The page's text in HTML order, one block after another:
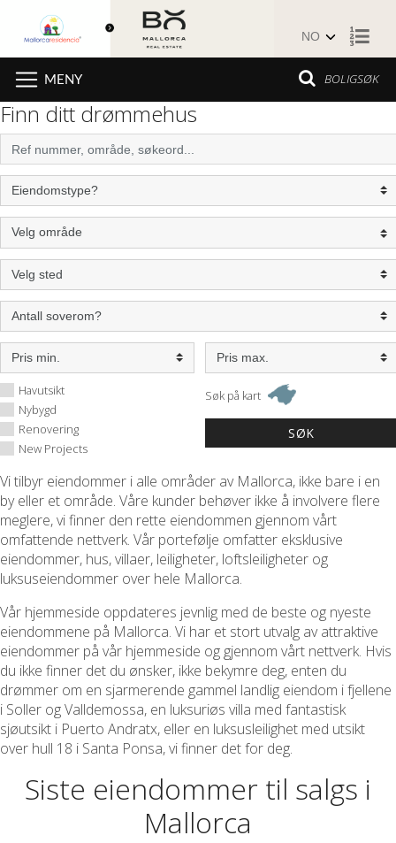
BOLIGSØK
MENY
Finn ditt drømmehus
Havutsikt
Nybygd
Renovering
New Projects
Søk på kart
Vi tilbyr eiendommer i alle områder av Mallorca, ikke bare i en
by eller et område. Våre kunder behøver ikke å involvere flere
meglere, vi finner den rette eiendommen gjennom vårt
omfattende nettverk. Vår portefølje omfatter eksklusive
eiendommer, hus, villaer, leiligheter, loftsleiligheter og
luksuseiendommer over hele Mallorca.
Vår hjemmeside oppdateres jevnlig med de beste og nyeste
eiendommene på Mallorca. Vi har et stort utvalg av attraktive
eiendommer på vår hjemmeside og gjennom vårt nettverk. Hvis
du ikke finner det du ønsker, ikke bekymre deg, enten du
drømmer om en sjarmerende gammel landlig eiendom i fjellene
i Soller og Valldemossa, en luksuriøs villa med fantastisk
sjøutsikt i Puerto Andratx, eller en luksusleilighet med utsikt
over hull 18 i Santa Ponsa, vi finner det for deg.
Siste eiendommer til salgs i
Mallorca